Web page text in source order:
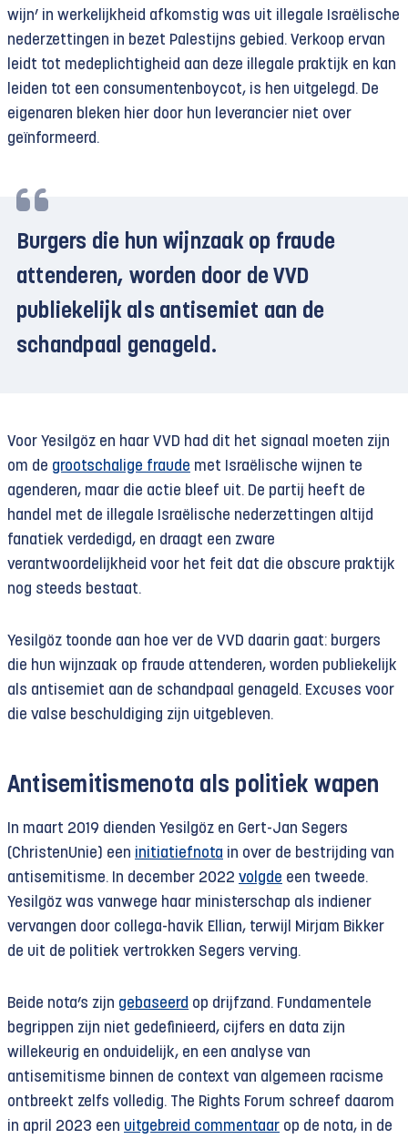
wijn’ in werkelijkheid afkomstig was uit illegale Israëlische
nederzettingen in bezet Palestijns gebied. Verkoop ervan
leidt tot medeplichtigheid aan deze illegale praktijk en kan
leiden tot een consumentenboycot, is hen uitgelegd. De
eigenaren bleken hier door hun leverancier niet over
geïnformeerd.
Burgers die hun wijnzaak op fraude
attenderen, worden door de VVD
publiekelijk als antisemiet aan de
schandpaal genageld.
Voor Yesilgöz en haar VVD had dit het signaal moeten zijn
om de grootschalige fraude met Israëlische wijnen te
agenderen, maar die actie bleef uit. De partij heeft de
handel met de illegale Israëlische nederzettingen altijd
fanatiek verdedigd, en draagt een zware
verantwoordelijkheid voor het feit dat die obscure praktijk
nog steeds bestaat.
Yesilgöz toonde aan hoe ver de VVD daarin gaat: burgers
die hun wijnzaak op fraude attenderen, worden publiekelijk
als antisemiet aan de schandpaal genageld. Excuses voor
die valse beschuldiging zijn uitgebleven.
Antisemitismenota als politiek wapen
In maart 2019 dienden Yesilgöz en Gert-Jan Segers
(ChristenUnie) een initiatiefnota in over de bestrijding van
antisemitisme. In december 2022 volgde een tweede.
Yesilgöz was vanwege haar ministerschap als indiener
vervangen door collega-havik Ellian, terwijl Mirjam Bikker
de uit de politiek vertrokken Segers verving.
Beide nota’s zijn gebaseerd op drijfzand. Fundamentele
begrippen zijn niet gedefinieerd, cijfers en data zijn
willekeurig en onduidelijk, en een analyse van
antisemitisme binnen de context van algemeen racisme
ontbreekt zelfs volledig. The Rights Forum schreef daarom
in april 2023 een uitgebreid commentaar op de nota, in de